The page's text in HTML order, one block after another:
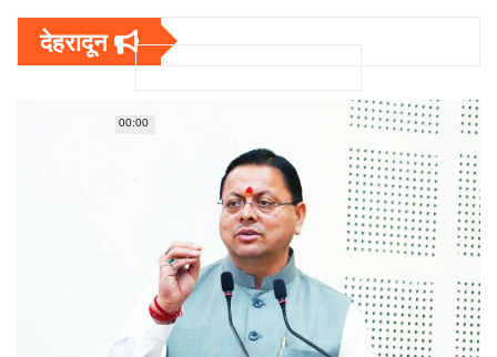
00:00
देहरादून